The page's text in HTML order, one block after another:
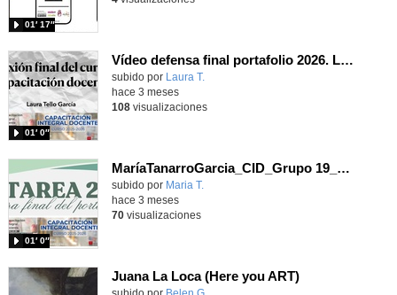
01′ 17″
Vídeo defensa final portafolio 2026. Laura Tello García CID 3B Mañana
subido por Laura T.
01′ 0″
hace 3 meses
108visualizaciones
MaríaTanarroGarcia_CID_Grupo 19_Defensa Portfolio
subido por Maria T.
01′ 0″
hace 3 meses
70visualizaciones
Juana La Loca (Here you ART)